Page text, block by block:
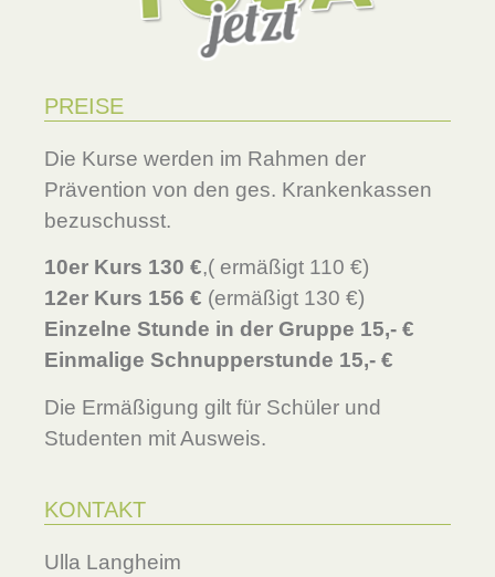
PREISE
Die Kurse werden im Rahmen der
Prävention von den ges. Krankenkassen
bezuschusst.
10er Kurs 130 €,( ermäßigt 110 €)
12er Kurs 156 € (ermäßigt 130 €)
Einzelne Stunde in der Gruppe 15,- €
Einmalige Schnupperstunde 15,- €
Die Ermäßigung gilt für Schüler und
Studenten mit Ausweis.
KONTAKT
Ulla Langheim